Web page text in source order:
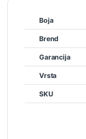
Boja
Brend
Garancija
Vrsta
SKU